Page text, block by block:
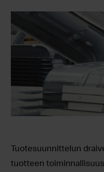
Tuotesuunnittelun
tuotteen